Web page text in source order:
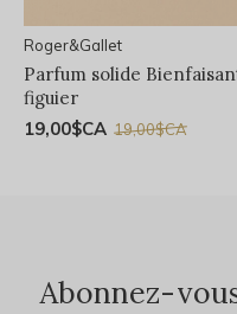
Roger&Gallet
Parfum solide
figuier
19,00$CA 19,00$CA
Abonnez-